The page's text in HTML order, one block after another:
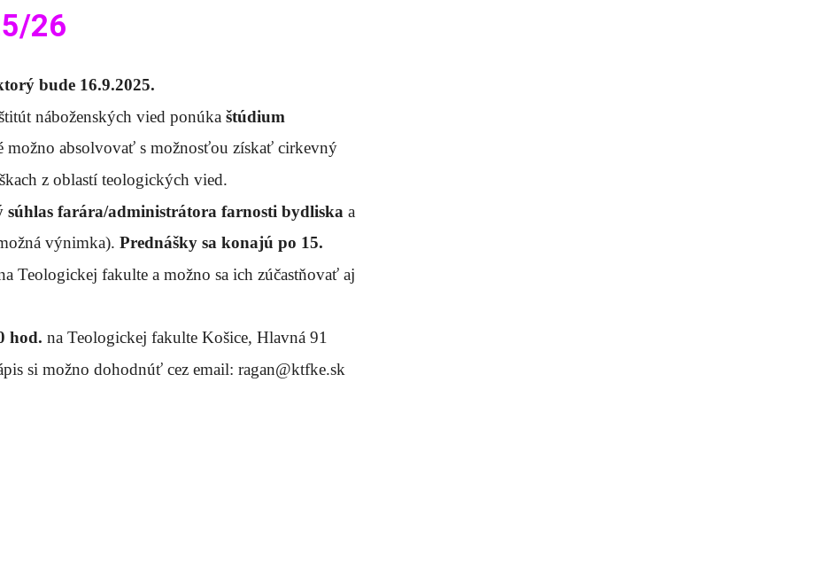
26
bude 16.9.2025.
náboženských vied ponúka štúdium
možno absolvovať s možnosťou získať cirkevný
z oblastí teologických vied.
súhlas farára/administrátora farnosti bydliska a
výnimka). Prednášky sa konajú po 15.
Teologickej fakulte a možno sa ich zúčastňovať aj
hod. na Teologickej fakulte Košice, Hlavná 91
si možno dohodnúť cez email: ragan@ktfke.sk